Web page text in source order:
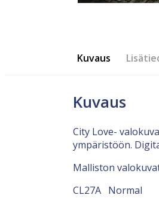
Kuvaus
Kuvaus
City Love-
ympäristöön.
Malliston
CL27A Normal